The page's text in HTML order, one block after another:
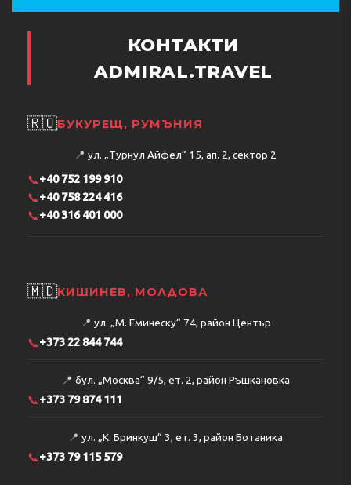
КОНТАКТИ
ADMIRAL.TRAVEL
🇷🇴БУКУРЕЩ, РУМЪНИЯ
📍 ул. „Турнул Айфел“ 15, ап. 2, сектор 2
📞+40 752 199 910
📞+40 758 224 416
📞+40 316 401 000
🇲🇩КИШИНЕВ, МОЛДОВА
📍 ул. „М. Еминеску“ 74, район Център
📞+373 22 844 744
📍 бул. „Москва“ 9/5, ет. 2, район Ръшкановка
📞+373 79 874 111
📍 ул. „К. Бринкуш“ 3, ет. 3, район Ботаника
📞+373 79 115 579